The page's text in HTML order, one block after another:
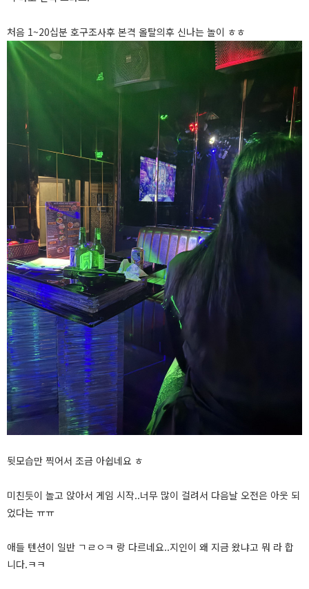
처음 1~20십분 호구조사후 본격 올탈의후 신나는 놀이 ㅎㅎ
뒷모습만 찍어서 조금 아쉽네요 ㅎ
미친듯이 놀고 앉아서 게임 시작..너무 많이 걸려서 다음날 오전은 아웃 되
었다는 ㅠㅠ
애들 텐션이 일반 ㄱㄹㅇㅋ 랑 다르네요..지인이 왜 지금 왔냐고 뭐 라 합
니다.ㅋㅋ